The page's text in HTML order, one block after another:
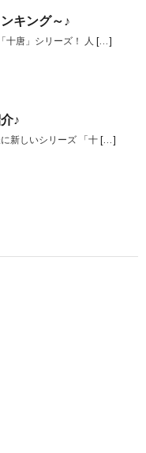
キング～♪
十唐」シリーズ！ 人 […]
♪
新しいシリーズ 「十 […]